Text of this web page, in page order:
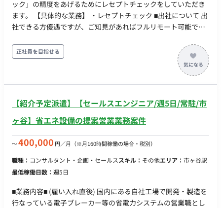
ック」の精度をあげるためにレセプトチェックをしていただき
ます。 【具体的な業務】 ・レセプトチェック ■出社について 出
社できる方優遇ですが、ご知見があればフルリモート可能で
正社員を目指せる
【紹介予定派遣】【セールスエンジニア/週5日/常駐/市
ヶ谷】省エネ設備の提案営業業務案件
〜400,000 円／月 （※月160時間稼働の場合・税別）
職種： コンサルタント・企画・セールススキル： その他エリア： 市ヶ谷駅
最低稼働日数： 週5日
■業務内容■ (雇い入れ直後) 国内にある自社工場で開発・製造を
行なっている電子ブレーカー等の省電力システムの営業職とし